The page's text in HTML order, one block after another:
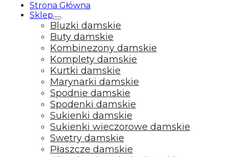
Strona Główna
Sklep
Bluzki damskie
Buty damskie
Kombinezony damskie
Komplety damskie
Kurtki damskie
Marynarki damskie
Spodnie damskie
Spodenki damskie
Sukienki damskie
Sukienki wieczorowe damskie
Swetry damskie
Płaszcze damskie